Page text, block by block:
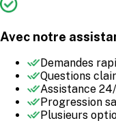
Avec notre
Demandes
Questions
Assistance
Progression
Plusieurs